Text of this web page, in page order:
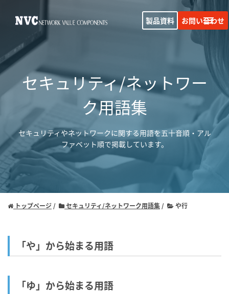
製品資料 お問い合わせ
セキュリティ/ネットワー
ク用語集
セキュリティやネットワークに関する用語を五十音順・アル
ファベット順で掲載しています。
トップページ セキュリティ/ネットワーク用語集 や行
「や」から始まる用語
「ゆ」から始まる用語